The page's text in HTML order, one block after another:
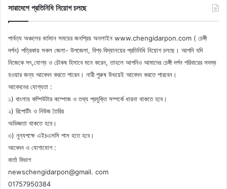
সারাদেশে প্রতিনিধি নিয়োগ চলছে
পার্বত্য অঞ্চলের বর্তমান সময়ের জনপ্রিয় অনলাইন www.chengidarpon.com ( চেঙ্গী
দর্পন) পত্রিকায় সকল জেলা- উপজেলা, বিশ্ব বিদ্যালয়ের প্রতিনিধি নিয়োগ চলছে। আপনি যদি
নিজেকে সৎ,যোগ্য ও চৌকষ হিসাবে মনে করেন, তাহলে আপনিও আমাদের চেঙ্গী দর্পন পরিবারের সদস্য
হওয়ার জন্য আবেদন করতে পারেন। নারী পুরুষ উভয়েই আবেদন করতে পারবেন।
আবেদনের যোগ্যতা :
১) বাংলায় কম্পিউটার কম্পোজ ও তথ্য প্রযুক্তি সম্পর্কে ধারনা থাকতে হবে।
২) রিপোটিং ও নিউজ তৈরির
অভিজ্ঞতা থাকতে হবে।
৩) নুন্যপক্ষে এইচএসসি পাস হতে হবে।
আবেদন ও যোগাযোগ :
বার্তা বিভাগ
newschengidarpon@gmail. com
01757950384